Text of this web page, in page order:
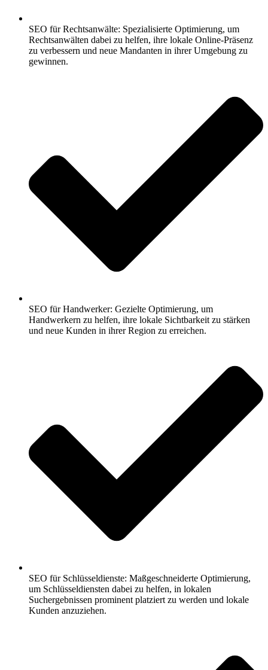
SEO für Rechtsanwälte: Spezialisierte Optimierung, um
Rechtsanwälten dabei zu helfen, ihre lokale Online-Präsenz
zu verbessern und neue Mandanten in ihrer Umgebung zu
gewinnen.
SEO für Handwerker: Gezielte Optimierung, um
Handwerkern zu helfen, ihre lokale Sichtbarkeit zu stärken
und neue Kunden in ihrer Region zu erreichen.
SEO für Schlüsseldienste: Maßgeschneiderte Optimierung,
um Schlüsseldiensten dabei zu helfen, in lokalen
Suchergebnissen prominent platziert zu werden und lokale
Kunden anzuziehen.